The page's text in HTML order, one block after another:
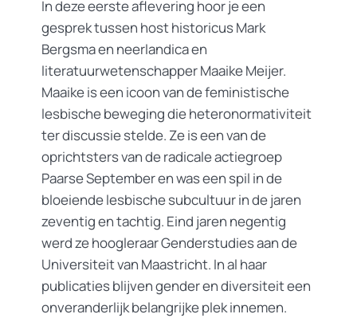
In deze eerste aflevering hoor je een
gesprek tussen host historicus Mark
Bergsma en neerlandica en
literatuurwetenschapper Maaike Meijer.
Maaike is een icoon van de feministische
lesbische beweging die heteronormativiteit
ter discussie stelde. Ze is een van de
oprichtsters van de radicale actiegroep
Paarse September en was een spil in de
bloeiende lesbische subcultuur in de jaren
zeventig en tachtig. Eind jaren negentig
werd ze hoogleraar Genderstudies aan de
Universiteit van Maastricht. In al haar
publicaties blijven gender en diversiteit een
onveranderlijk belangrijke plek innemen.